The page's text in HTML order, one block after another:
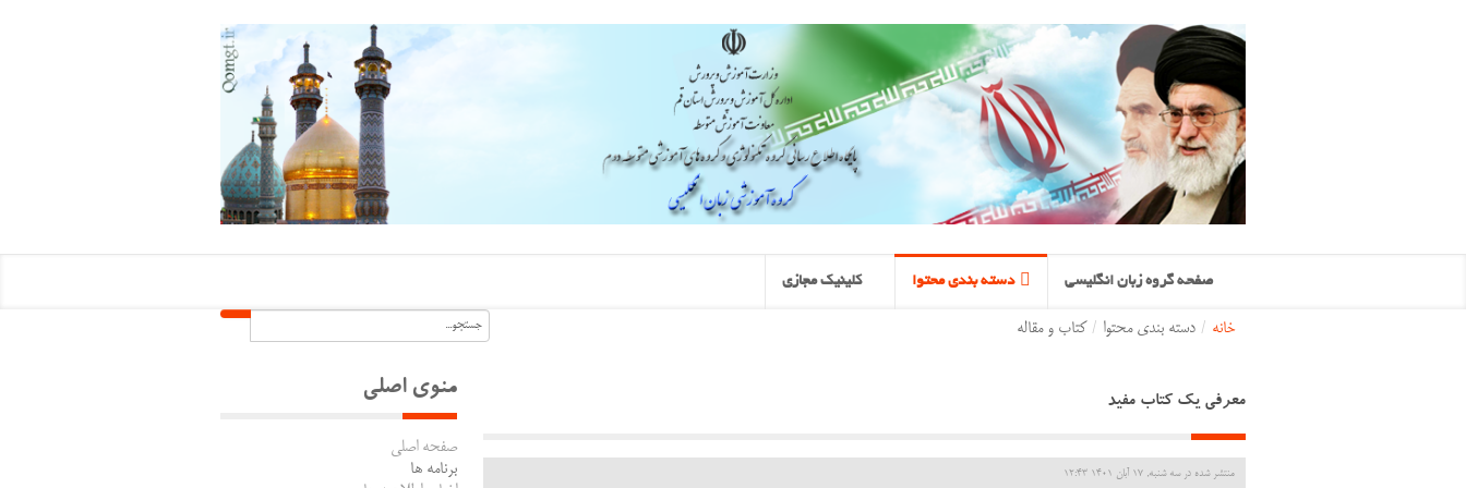
صفحه گروه زبان انگلیسی دسته بندی محتوا کلینیک مجازی
خانه / دسته بندی محتوا / کتاب و مقاله
معرفی یک کتاب مفید
منتشر شده در سه شنبه, 17 آبان 1401 12:43
منوی اصلی
صفحه اصلی
برنامه ها